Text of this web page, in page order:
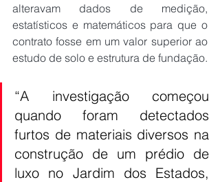
alteravam dados de medição,
estatísticos e matemáticos para que o
contrato fosse em um valor superior ao
estudo de solo e estrutura de fundação.
“A investigação começou
quando foram detectados
furtos de materiais diversos na
construção de um prédio de
luxo no Jardim dos Estados,